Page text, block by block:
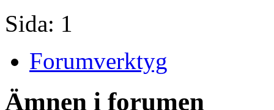
Sida: 1
Forumverktyg
Ämnen i forumen